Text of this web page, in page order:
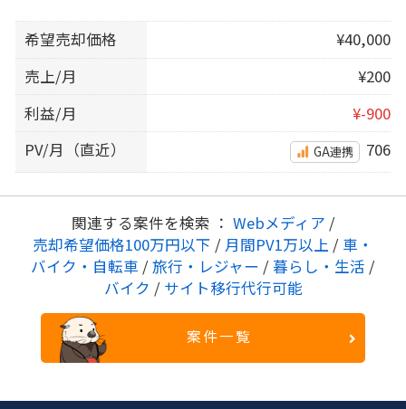
希望売却価格
¥40,000
売上/月
¥200
利益/月
¥-900
PV/月（直近）
GA連携 706
関連する案件を検索 ： Webメディア /
売却希望価格100万円以下 / 月間PV1万以上 / 車・
バイク・自転車 / 旅行・レジャー / 暮らし・生活 /
バイク / サイト移行代行可能
案件一覧